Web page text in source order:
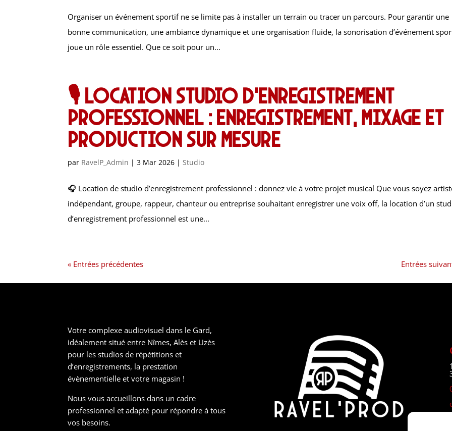
Organiser un événement sportif ne se limite pas à installer un terrain ou tracer un parcours. Pour garantir une
bonne communication, une ambiance dynamique et une organisation fluide, la sonorisation d’événement
joue un rôle essentiel. Que ce soit pour un...
🎙️ Location studio d’enregistrement
professionnel : enregistrement, mixage et
production sur mesure
par RavelP_Admin |3 Mar 2026 |Studio
🎧 Location de studio d’enregistrement professionnel : donnez vie à votre projet musical Que vous soyez
indépendant, groupe, rappeur, chanteur ou entreprise souhaitant enregistrer une voix off, la location d’un
d’enregistrement professionnel est une...
« Entrées précédentes Entrées
Votre complexe audiovisuel dans le Gard,
idéalement situé entre Nîmes, Alès et Uzès
pour les studios de répétitions et
d’enregistrements, la prestation
évènementielle et votre magasin !
Nous vous accueillons dans un cadre
professionnel et adapté pour répondre à tous
vos besoins.